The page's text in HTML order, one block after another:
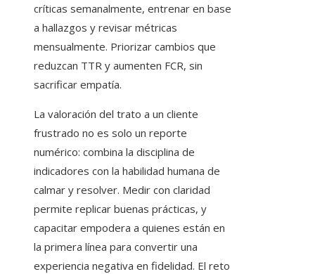
críticas semanalmente, entrenar en base
a hallazgos y revisar métricas
mensualmente. Priorizar cambios que
reduzcan TTR y aumenten FCR, sin
sacrificar empatía.
La valoración del trato a un cliente
frustrado no es solo un reporte
numérico: combina la disciplina de
indicadores con la habilidad humana de
calmar y resolver. Medir con claridad
permite replicar buenas prácticas, y
capacitar empodera a quienes están en
la primera línea para convertir una
experiencia negativa en fidelidad. El reto